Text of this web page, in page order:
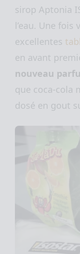
sirop Aptonia
l’eau. Une fois
excellentes
en avant
nouveau
que coca-cola
dosé en gout